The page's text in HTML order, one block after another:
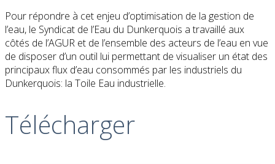
Pour répondre à cet enjeu d’optimisation de la gestion de
l’eau, le Syndicat de l’Eau du Dunkerquois a travaillé aux
côtés de l’AGUR et de l’ensemble des acteurs de l’eau en vue
de disposer d’un outil lui permettant de visualiser un état des
principaux flux d’eau consommés par les industriels du
Dunkerquois: la Toile Eau industrielle.
Télécharger